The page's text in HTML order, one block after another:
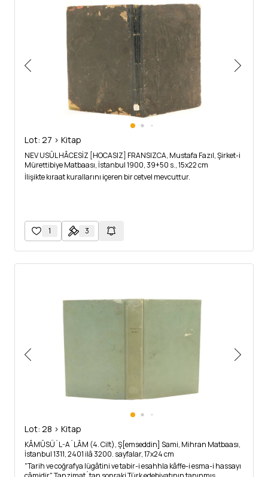
Lot: 27 > Kitap
NEV USÛL HÂCESİZ [HOCASIZ] FRANSIZCA, Mustafa Fazıl, Şirket-i
Mürettibiye Matbaası, İstanbul 1900, 39+50 s., 15x22 cm
İlişikte kıraat kurallarını içeren bir cetvel mevcuttur.
1 3
Lot: 28 > Kitap
KÂMÛSÜ´L-A´LÂM (4. Cilt), Ş[emseddin] Sami, Mihran Matbaası,
İstanbul 1311, 2401 ilâ 3200. sayfalar, 17x24 cm
"Tarih ve coğrafya lügâtini ve tabir-i esahhla kâffe-i esma-i hassayı